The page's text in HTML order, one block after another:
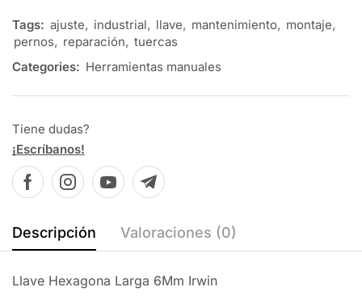
Tags: ajuste, industrial, llave, mantenimiento, montaje,
pernos, reparación, tuercas
Categories: Herramientas manuales
Tiene dudas?
¡Escríbanos!
Descripción Valoraciones (0)
Llave Hexagona Larga 6Mm Irwin